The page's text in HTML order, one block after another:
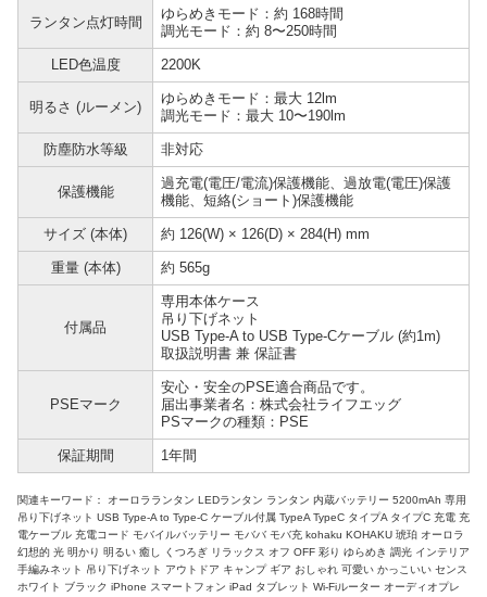
ランタン点灯時間
ゆらめきモード：約 168時間
調光モード：約 8〜250時間
LED色温度 2200K
明るさ (ルーメン)
ゆらめきモード：最大 12lm
調光モード：最大 10〜190lm
防塵防水等級 非対応
保護機能
過充電(電圧/電流)保護機能、過放電(電圧)保護
機能、短絡(ショート)保護機能
サイズ (本体) 約 126(W) × 126(D) × 284(H) mm
重量 (本体) 約 565g
付属品
専用本体ケース
吊り下げネット
USB Type-A to USB Type-Cケーブル (約1m)
取扱説明書 兼 保証書
PSEマーク
安心・安全のPSE適合商品です。
届出事業者名：株式会社ライフエッグ
PSマークの種類：PSE
保証期間 1年間
関連キーワード： オーロラランタン LEDランタン ランタン 内蔵バッテリー 5200mAh 専用
吊り下げネット USB Type-A to Type-C ケーブル付属 TypeA TypeC タイプA タイプC 充電 充
電ケーブル 充電コード モバイルバッテリー モババ モバ充 kohaku KOHAKU 琥珀 オーロラ
幻想的 光 明かり 明るい 癒し くつろぎ リラックス オフ OFF 彩り ゆらめき 調光 インテリア
手編みネット 吊り下げネット アウトドア キャンプ ギア おしゃれ 可愛い かっこいい センス
ホワイト ブラック iPhone スマートフォン iPad タブレット Wi-Fiルーター オーディオプレ